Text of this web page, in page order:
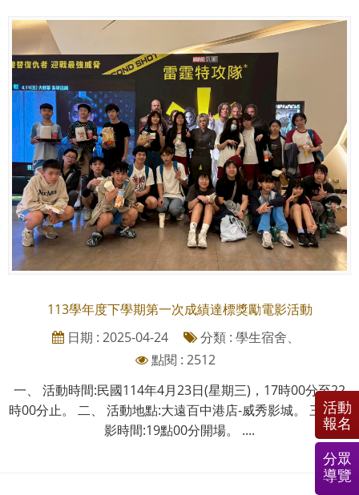
113學年度下學期第一次成績達標獎勵電影活動
日期 : 2025-04-24
分類 : 學生宿舍、
點閱 : 2512
一、 活動時間:民國114年4月23日(星期三)，17時00分至22
時00分止。 二、 活動地點:大遠百中港店-威秀影城。 三、 電
影時間:19點00分開場。 ....
活動
報名
分眾
導覽